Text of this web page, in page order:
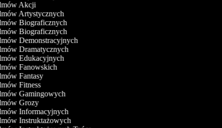
Akcji
Artystycznych
Biograficznych
Biograficznych
Demonstracyjnych
Dramatycznych
Edukacyjnych
Fanowskich
Fantasy
Fitness
Gamingowych
Grozy
Informacyjnych
Instruktażowych